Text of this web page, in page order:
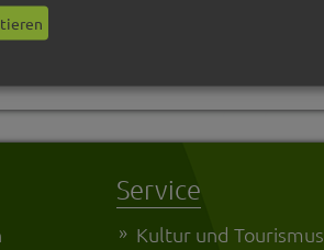
Service
Kultur und Tourismus